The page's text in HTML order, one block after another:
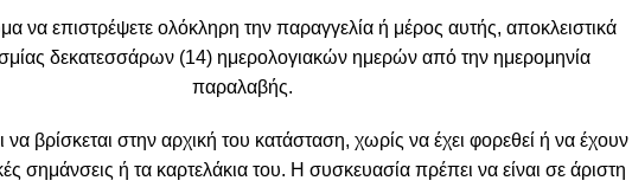
να επιστρέψετε ολόκληρη την παραγγελία ή μέρος αυτής, αποκλειστικά
δεκατεσσάρων (14) ημερολογιακών ημερών από την ημερομηνία
παραλαβής.
βρίσκεται στην αρχική του κατάσταση, χωρίς να έχει φορεθεί ή να έχουν
σημάνσεις ή τα καρτελάκια του. Η συσκευασία πρέπει να είναι σε άριστη